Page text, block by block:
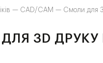
— CAD/CAM — Смоли для
3D ДРУКУ